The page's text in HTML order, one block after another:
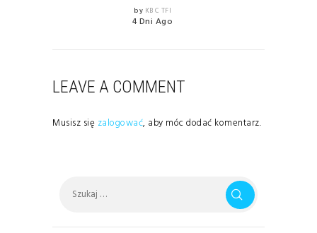
by KBC TFI
4 Dni Ago
LEAVE A COMMENT
Musisz się zalogować, aby móc dodać komentarz.